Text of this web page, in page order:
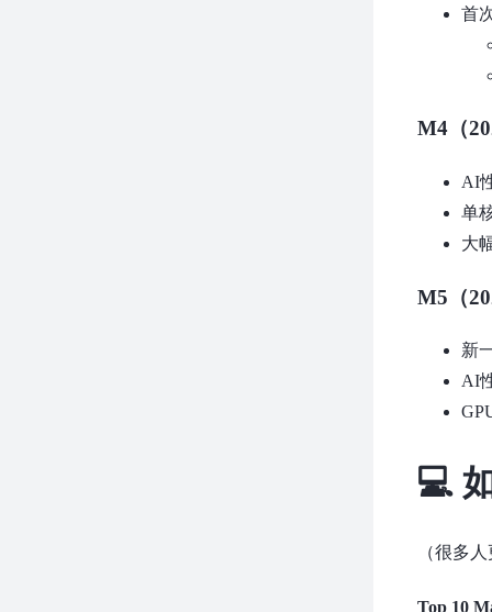
首
M4（
AI
单
大
M5（
新
AI
💻
（很多
Top 10